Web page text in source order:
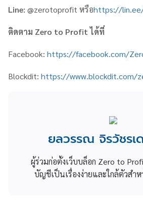
Line: @zerotoprofit หรือhttps://
ติดตาม Zero to Profitได้ที่
Facebook: https://facebook.com/
Blockdit: https://www.blockdit.com/
ยลวรรณ จิรวัชรเ
ผู้ร่วมก่อตั้งเว็บบล็อก Zero to
บัญชีเป็นเรื่องง่ายและใกล้ตัวสำห